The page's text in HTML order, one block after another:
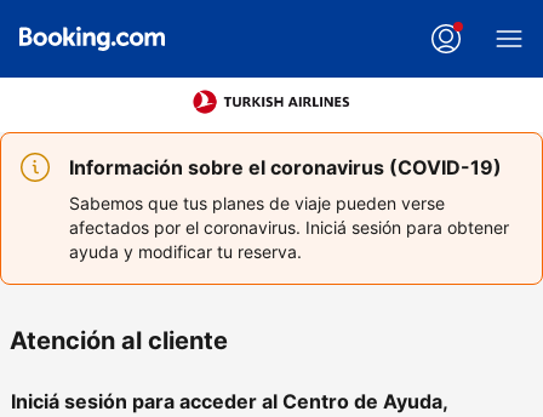
Información sobre el coronavirus (COVID-19)
Sabemos que tus planes de viaje pueden verse
afectados por el coronavirus. Iniciá sesión para obtener
ayuda y modificar tu reserva.
Atención al cliente
Iniciá sesión para acceder al Centro de Ayuda,